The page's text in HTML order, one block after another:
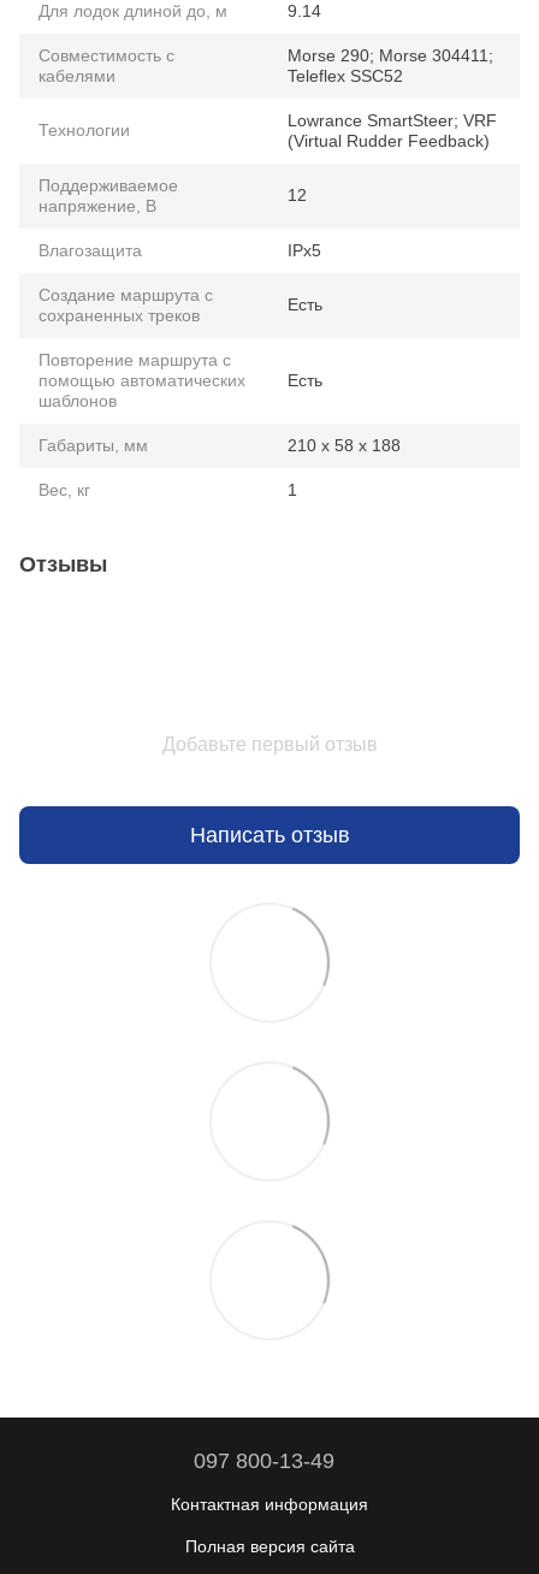
Для лодок длиной до, м 9.14
Совместимость с
кабелями
Morse 290; Morse 304411;
Teleflex SSC52
Технологии
Lowrance SmartSteer; VRF
(Virtual Rudder Feedback)
Поддерживаемое
напряжение, В
12
Влагозащита IPx5
Создание маршрута с
сохраненных треков
Есть
Повторение маршрута с
помощью автоматических
шаблонов
Есть
Габариты, мм 210 х 58 х 188
Вес, кг 1
Отзывы
Добавьте первый отзыв
Написать отзыв
097 800-13-49
Контактная информация
Полная версия сайта